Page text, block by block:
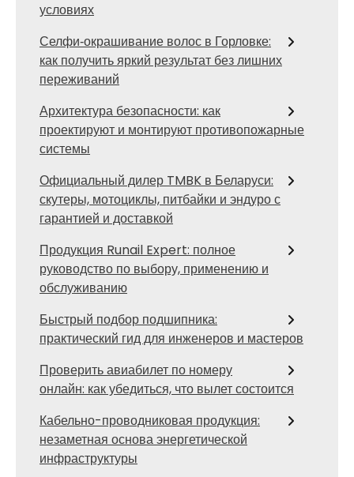
условиях
Селфи‑окрашивание волос в Горловке:
как получить яркий результат без лишних
переживаний
Архитектура безопасности: как
проектируют и монтируют противопожарные
системы
Официальный дилер TMBK в Беларуси:
скутеры, мотоциклы, питбайки и эндуро с
гарантией и доставкой
Продукция Runail Expert: полное
руководство по выбору, применению и
обслуживанию
Быстрый подбор подшипника:
практический гид для инженеров и мастеров
Проверить авиабилет по номеру
онлайн: как убедиться, что вылет состоится
Кабельно-проводниковая продукция:
незаметная основа энергетической
инфраструктуры